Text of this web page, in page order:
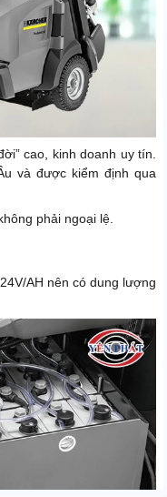
cao, kinh doanh uy tín.
và được kiểm định qua
phải ngoại lệ.
AH nên có dung lượng